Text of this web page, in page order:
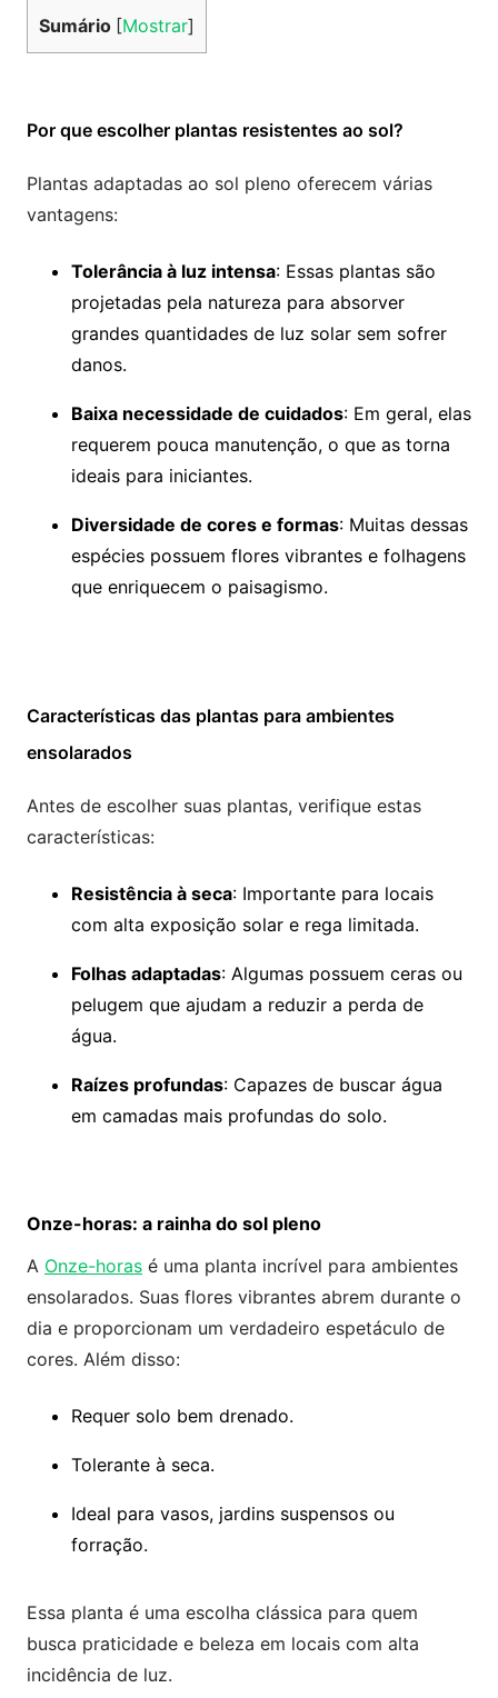
Sumário [Mostrar]
Por que escolher plantas resistentes ao sol?
Plantas adaptadas ao sol pleno oferecem várias
vantagens:
Tolerância à luz intensa: Essas plantas são
projetadas pela natureza para absorver
grandes quantidades de luz solar sem sofrer
danos.
Baixa necessidade de cuidados: Em geral, elas
requerem pouca manutenção, o que as torna
ideais para iniciantes.
Diversidade de cores e formas: Muitas dessas
espécies possuem flores vibrantes e folhagens
que enriquecem o paisagismo.
Características das plantas para ambientes
ensolarados
Antes de escolher suas plantas, verifique estas
características:
Resistência à seca: Importante para locais
com alta exposição solar e rega limitada.
Folhas adaptadas: Algumas possuem ceras ou
pelugem que ajudam a reduzir a perda de
água.
Raízes profundas: Capazes de buscar água
em camadas mais profundas do solo.
Onze-horas: a rainha do sol pleno
A Onze-horas é uma planta incrível para ambientes
ensolarados. Suas flores vibrantes abrem durante o
dia e proporcionam um verdadeiro espetáculo de
cores. Além disso:
Requer solo bem drenado.
Tolerante à seca.
Ideal para vasos, jardins suspensos ou
forração.
Essa planta é uma escolha clássica para quem
busca praticidade e beleza em locais com alta
incidência de luz.